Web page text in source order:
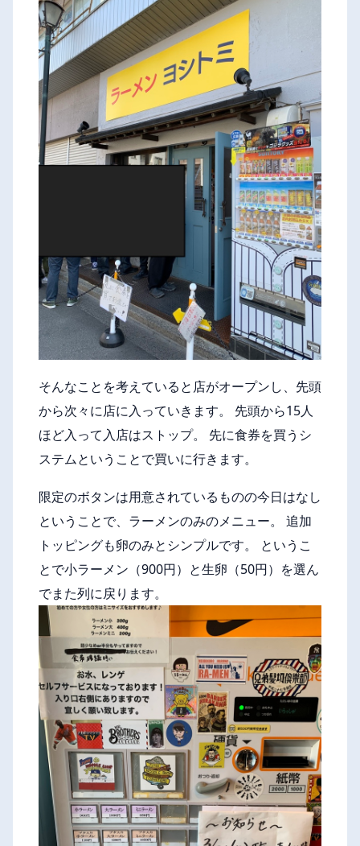
そんなことを考えていると店がオープンし、先頭
から次々に店に入っていきます。 先頭から15人
ほど入って入店はストップ。 先に食券を買うシ
ステムということで買いに行きます。
限定のボタンは用意されているものの今日はなし
ということで、ラーメンのみのメニュー。 追加
トッピングも卵のみとシンプルです。 というこ
とで小ラーメン（900円）と生卵（50円）を選ん
でまた列に戻ります。